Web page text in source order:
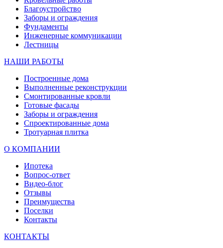
Благоустройство
Заборы и ограждения
Фундаменты
Инженерные коммуникации
Лестницы
НАШИ РАБОТЫ
Построенные дома
Выполненные реконструкции
Смонтированные кровли
Готовые фасады
Заборы и ограждения
Спроектированные дома
Тротуарная плитка
О КОМПАНИИ
Ипотека
Вопрос-ответ
Видео-блог
Отзывы
Преимущества
Поселки
Контакты
КОНТАКТЫ